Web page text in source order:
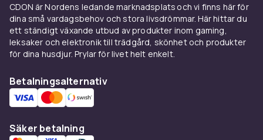
CDON är Nordens ledande marknadsplats och vi finns här för
dina små vardagsbehov och stora livsdrömmar. Här hittar du
ett ständigt växande utbud av produkter inom gaming,
leksaker och elektronik till trädgård, skönhet och produkter
för dina husdjur. Prylar för livet helt enkelt.
Betalningsalternativ
Säker betalning